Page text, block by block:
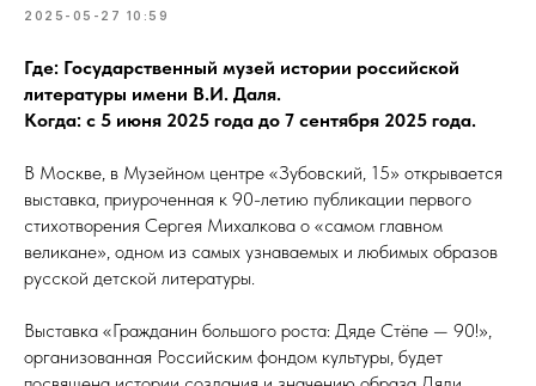
2025-05-27 10:59
Где: Государственный музей истории российской
литературы имени В.И. Даля.
Когда: с 5 июня 2025 года до 7 сентября 2025 года.
В Москве, в Музейном центре «Зубовский, 15» открывается
выставка, приуроченная к 90-летию публикации первого
стихотворения Сергея Михалкова о «самом главном
великане», одном из самых узнаваемых и любимых образов
русской детской литературы.
Выставка «Гражданин большого роста: Дяде Стёпе — 90!»,
организованная Российским фондом культуры, будет